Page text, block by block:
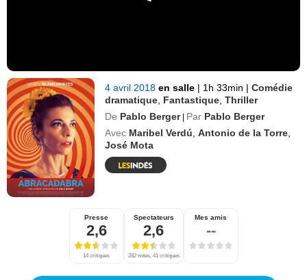
4 avril 2018en salle | 1h 33min | Comédie
dramatique Fantastique ,Thriller
De Pablo Berger | Par Pablo Berger
Avec Maribel Verdú ,Antonio de la Torre
José Mota
Presse
2,6
14 critiques
Spectateurs
2,6
282 notes, 41 critiques
Mes amis
--